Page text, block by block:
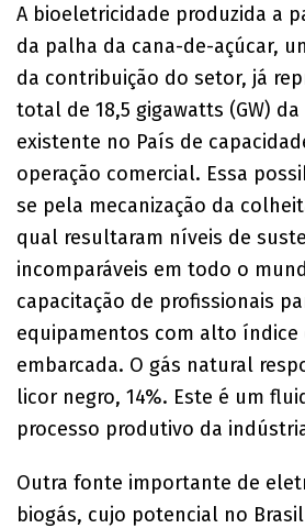
A bioeletricidade produzida a
da palha da cana-de-açúcar,
da contribuição do setor, já
total de 18,5 gigawatts (GW) da
existente no País de
operação comercial. Essa
se pela mecanização da
qual resultaram níveis de
incomparáveis em todo o
capacitação de profissionais
equipamentos com alto índice
embarcada. O gás natural
licor negro, 14%. Este é um
processo produtivo da
Outra fonte importante de
biogás, cujo potencial no Brasil